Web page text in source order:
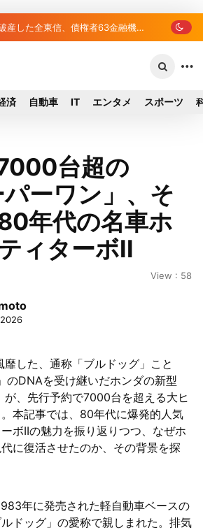
破産した全東信、債権者63金融
プロ野球2026年、勝ち組と負け組
済 自動車 IT エンタメ スポーツ
台超の
ーワン」、そ
年代の名車ホ
ィターボII
View : 58
した、通称「ブルドッグ」こと
のDNAを受け継いだホンダの新型
が、先行予約で7000台を超える大ヒ
本記事では、80年代に爆発的人気
ボIIの魅力を振り返りつつ、なぜホ
に復活させたのか、その背景を探
年に発売された軽自動車ベースの
ドッグ」の愛称で親しまれた。排気